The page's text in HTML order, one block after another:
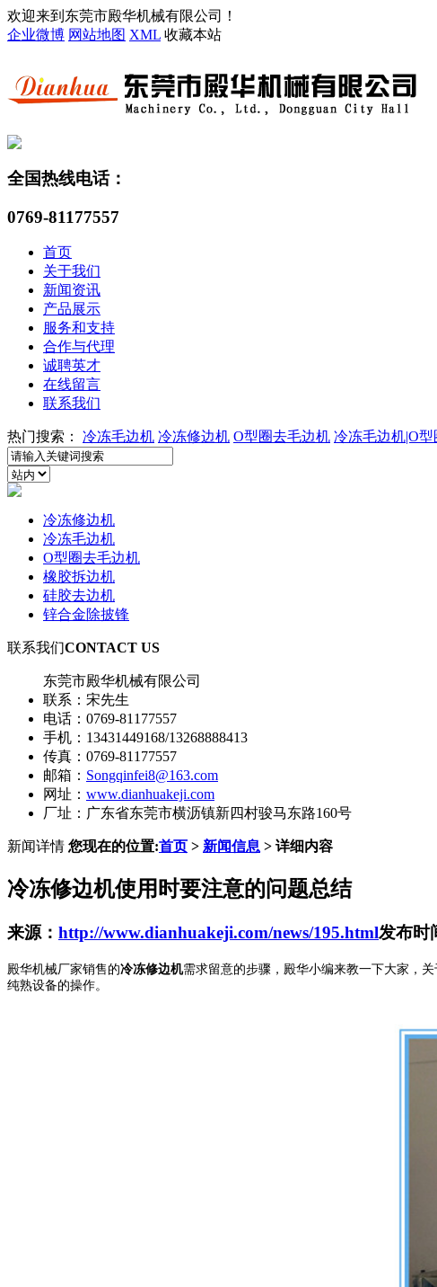
欢迎来到东莞市殿华机械有限公司！
企业微博 网站地图 XML 收藏本站
全国热线电话：
0769-81177557
首页
关于我们
新闻资讯
产品展示
服务和支持
合作与代理
诚聘英才
在线留言
联系我们
热门搜索： 冷冻毛边机 冷冻修边机 O型圈去毛边机 冷冻毛边机|O
冷冻修边机
冷冻毛边机
O型圈去毛边机
橡胶拆边机
硅胶去边机
锌合金除披锋
联系我们CONTACT US
东莞市殿华机械有限公司
联系：宋先生
电话：0769-81177557
手机：13431449168/13268888413
传真：0769-81177557
邮箱： Songqinfei8@163.com
网址： www.dianhuakeji.com
厂址：广东省东莞市横沥镇新四村骏马东路160号
新闻详情 您现在的位置:首页 > 新闻信息 > 详细内容
冷冻修边机使用时要注意的问题总结
来源： http://www.dianhuakeji.com/news/195.html发布时
殿华机械厂家销售的冷冻修边机需求留意的步骤，殿华小编来教一下大家，
纯熟设备的操作。